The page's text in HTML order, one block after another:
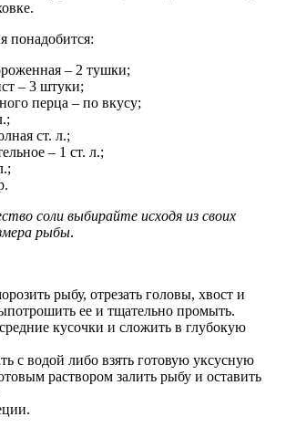
понадобится:
– 2 тушки;
– 3 штуки;
перца – по вкусу;
ст. л.;
– 1 ст. л.;
соли выбирайте исходя из своих
рыбы.
рыбу, отрезать головы, хвост и
ее и тщательно промыть.
кусочки и сложить в глубокую
с водой либо взять готовую уксусную
раствором залить рыбу и оставить